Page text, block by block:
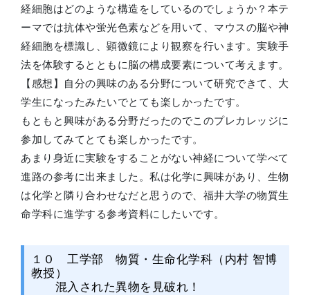
経細胞はどのような構造をしているのでしょうか？本テ
ーマでは抗体や蛍光色素などを用いて、マウスの脳や神
経細胞を標識し、顕微鏡により観察を行います。実験手
法を体験するとともに脳の構成要素について考えます。
【感想】自分の興味のある分野について研究できて、大
学生になったみたいでとても楽しかったです。
もともと興味がある分野だったのでこのプレカレッジに
参加してみてとても楽しかったです。
あまり身近に実験をすることがない神経について学べて
進路の参考に出来ました。私は化学に興味があり、生物
は化学と隣り合わせなだと思うので、福井大学の物質生
命学科に進学する参考資料にしたいです。
１０ 工学部 物質・生命化学科（内村 智博
教授）
混入された異物を見破れ！